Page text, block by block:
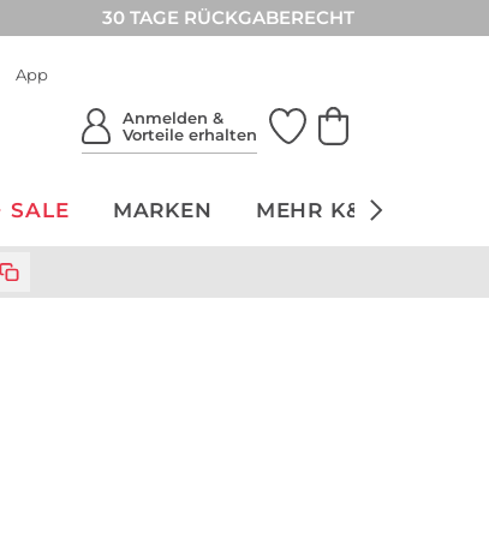
30 TAGE RÜCKGABERECHT
App
Anmelden &
Vorteile erhalten
SALE MARKEN MEHR K&Ö